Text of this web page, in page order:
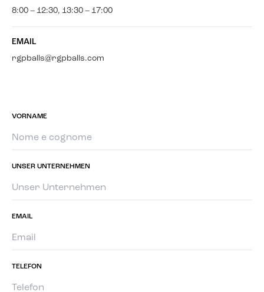
8:00 – 12:30, 13:30 – 17:00
EMAIL
rgpballs@rgpballs.com
VORNAME
UNSER UNTERNEHMEN
EMAIL
TELEFON